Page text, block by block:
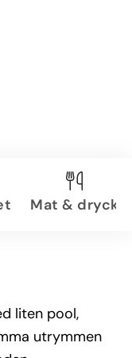
Mat & dryck
liten pool,
utrymmen